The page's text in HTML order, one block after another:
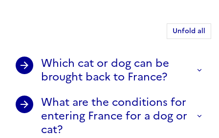
Unfold all
Which cat or dog can be
brought back to France?
What are the conditions for
entering France for a dog or
cat?